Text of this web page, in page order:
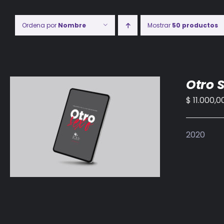
Ordena por Nombre Mostrar 50 productos
AÑADIR AL CARRITO /
Otro
$
2020